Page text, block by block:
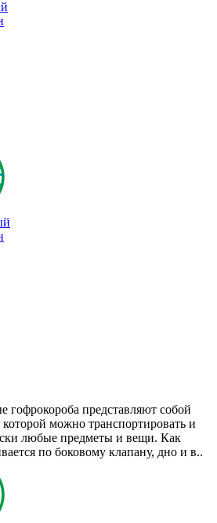
гофрокороба представляют собой
можно транспортировать и
любые предметы и вещи. Как
по боковому клапану, дно и в..